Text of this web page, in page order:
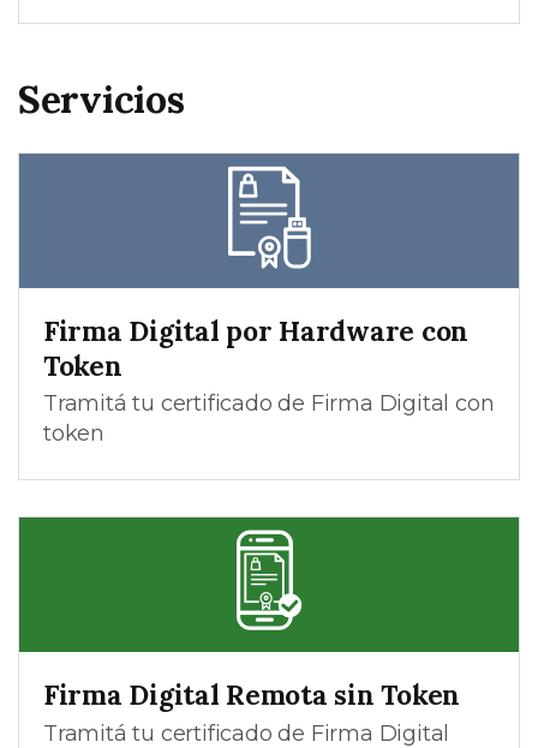
Servicios
Firma Digital por Hardware con
Token
Tramitá tu certificado de Firma Digital con
token
Firma Digital Remota sin Token
Tramitá tu certificado de Firma Digital